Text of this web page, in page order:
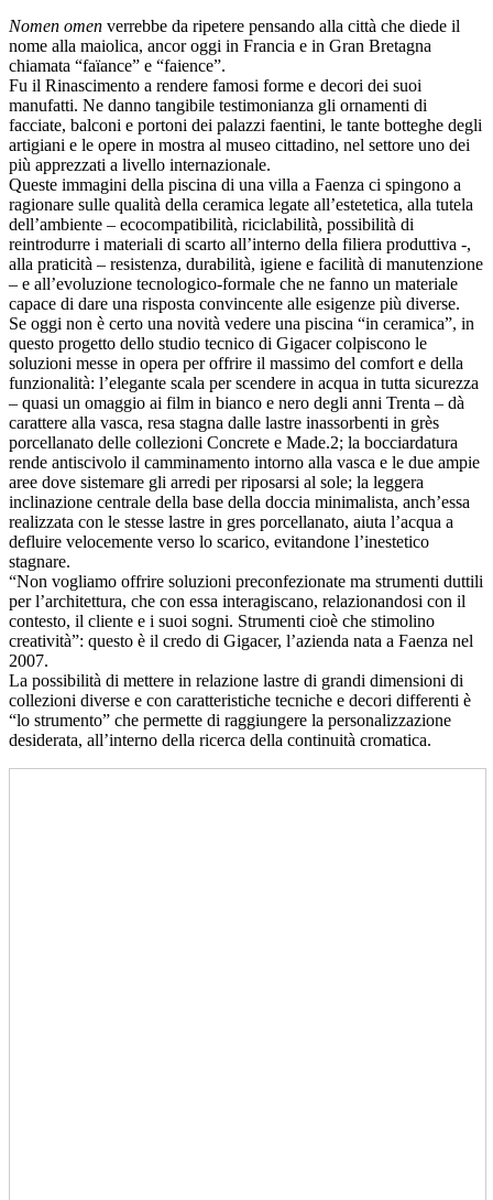
Nomen omen verrebbe da ripetere pensando alla città che diede il
nome alla maiolica, ancor oggi in Francia e in Gran Bretagna
chiamata “faïance” e “faience”.
Fu il Rinascimento a rendere famosi forme e decori dei suoi
manufatti. Ne danno tangibile testimonianza gli ornamenti di
facciate, balconi e portoni dei palazzi faentini, le tante botteghe degli
artigiani e le opere in mostra al museo cittadino, nel settore uno dei
più apprezzati a livello internazionale.
Queste immagini della piscina di una villa a Faenza ci spingono a
ragionare sulle qualità della ceramica legate all’estetetica, alla tutela
dell’ambiente – ecocompatibilità, riciclabilità, possibilità di
reintrodurre i materiali di scarto all’interno della filiera produttiva -,
alla praticità – resistenza, durabilità, igiene e facilità di manutenzione
– e all’evoluzione tecnologico-formale che ne fanno un materiale
capace di dare una risposta convincente alle esigenze più diverse.
Se oggi non è certo una novità vedere una piscina “in ceramica”, in
questo progetto dello studio tecnico di Gigacer colpiscono le
soluzioni messe in opera per offrire il massimo del comfort e della
funzionalità: l’elegante scala per scendere in acqua in tutta sicurezza
– quasi un omaggio ai film in bianco e nero degli anni Trenta – dà
carattere alla vasca, resa stagna dalle lastre inassorbenti in grès
porcellanato delle collezioni Concrete e Made.2; la bocciardatura
rende antiscivolo il camminamento intorno alla vasca e le due ampie
aree dove sistemare gli arredi per riposarsi al sole; la leggera
inclinazione centrale della base della doccia minimalista, anch’essa
realizzata con le stesse lastre in gres porcellanato, aiuta l’acqua a
defluire velocemente verso lo scarico, evitandone l’inestetico
stagnare.
“Non vogliamo offrire soluzioni preconfezionate ma strumenti duttili
per l’architettura, che con essa interagiscano, relazionandosi con il
contesto, il cliente e i suoi sogni. Strumenti cioè che stimolino
creatività”: questo è il credo di Gigacer, l’azienda nata a Faenza nel
2007.
La possibilità di mettere in relazione lastre di grandi dimensioni di
collezioni diverse e con caratteristiche tecniche e decori differenti è
“lo strumento” che permette di raggiungere la personalizzazione
desiderata, all’interno della ricerca della continuità cromatica.